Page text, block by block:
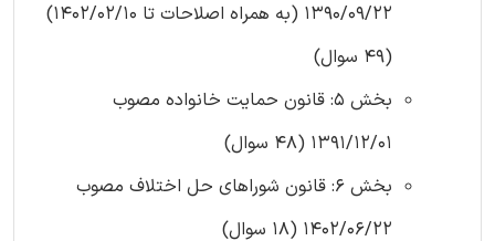
1390/09/22 (به همراه اصلاحات تا 1402/02/10)
(49 سوال)
بخش 5: قانون حمایت خانواده مصوب
1391/12/01 (48 سوال)
بخش 6: قانون شوراهای حل اختلاف مصوب
1402/06/22 (18 سوال)